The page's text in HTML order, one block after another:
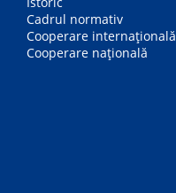
Cadrul normativ
Cooperare internațională
Cooperare națională